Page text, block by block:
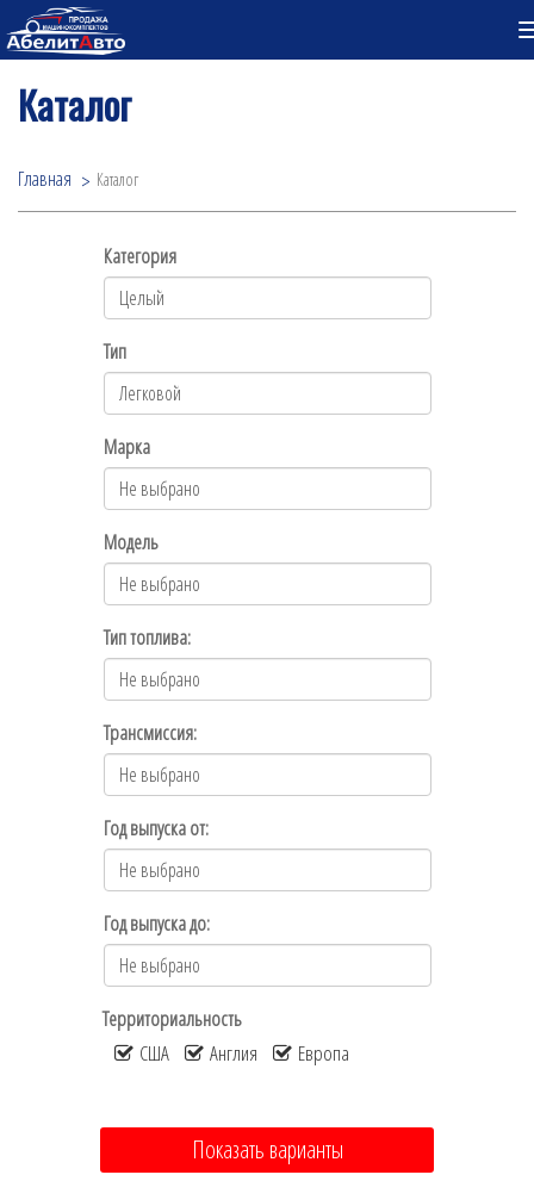
Каталог
Главная Каталог
Категория
Тип
Марка
Модель
Тип топлива:
Трансмиссия:
Год выпуска от:
Год выпуска до:
Территориальность
США
Англия Европа
Показать варианты